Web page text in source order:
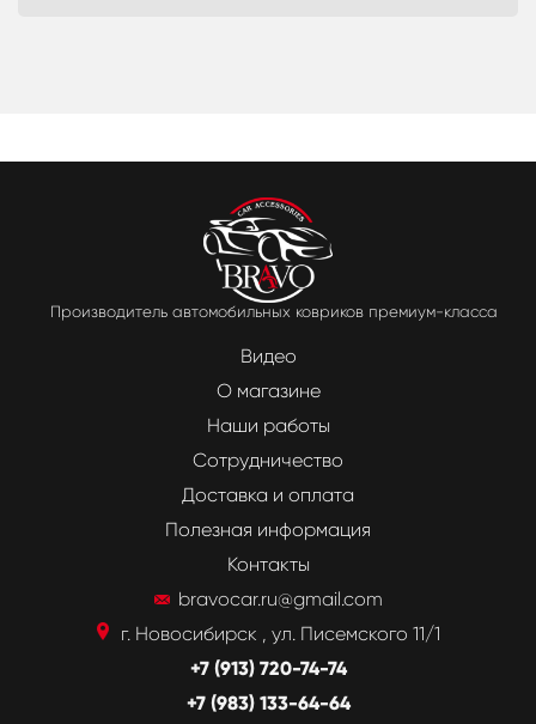
Производитель автомобильных ковриков премиум-класса
Видео
О магазине
Наши работы
Сотрудничество
Доставка и оплата
Полезная информация
Контакты
bravocar.ru@gmail.com
г. Новосибирск , ул. Писемского 11/1
+7 (913) 720-74-74
+7 (983) 133-64-64